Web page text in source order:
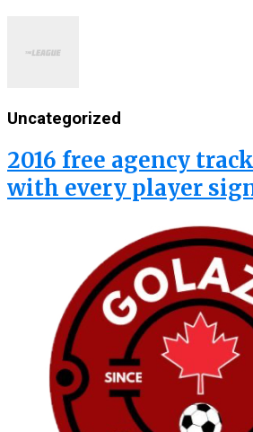
Uncategorized
2016 free agency
with every player